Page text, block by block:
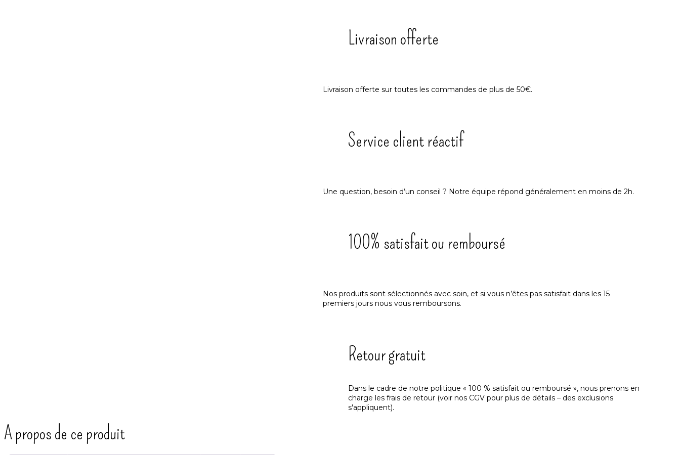
Livraison offerte
Livraison offerte sur toutes les commandes de plus de 50€.
Service client réactif
Une question, besoin d’un conseil ? Notre équipe répond généralement en moins de 2h.
100% satisfait ou remboursé
Nos produits sont sélectionnés avec soin, et si vous n’êtes pas satisfait dans les 15
premiers jours nous vous remboursons.
Retour gratuit
Dans le cadre de notre politique « 100 % satisfait ou remboursé », nous prenons en
charge les frais de retour (voir nos CGV pour plus de détails – des exclusions
s'appliquent).
A propos de ce produit